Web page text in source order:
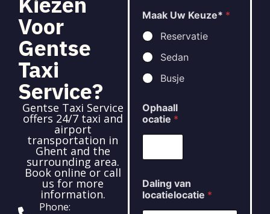
Maak Uw Keuze* *
Reservatie
Sedan
Busje
Ophaall
ocatie *
Daling van
locatielocatie *
Voor
Gentse
Taxi
Service?
Gentse Taxi Service
offers 24/7 taxi and
airport
transportation in
Ghent and the
surrounding area.
Book online or call
us for more
information.
Phone: